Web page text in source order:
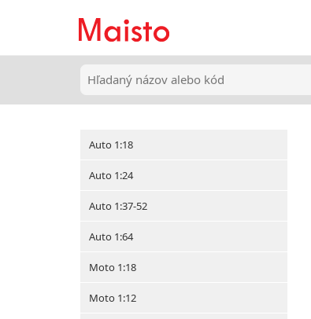
Auto 1:18
Auto 1:24
Auto 1:37-52
Auto 1:64
Moto 1:18
Moto 1:12